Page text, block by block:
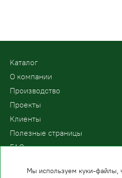
Kаталог
О компании
Производство
Проекты
Клиенты
Полезные страницы
FAQ
Мы используем куки-файлы,